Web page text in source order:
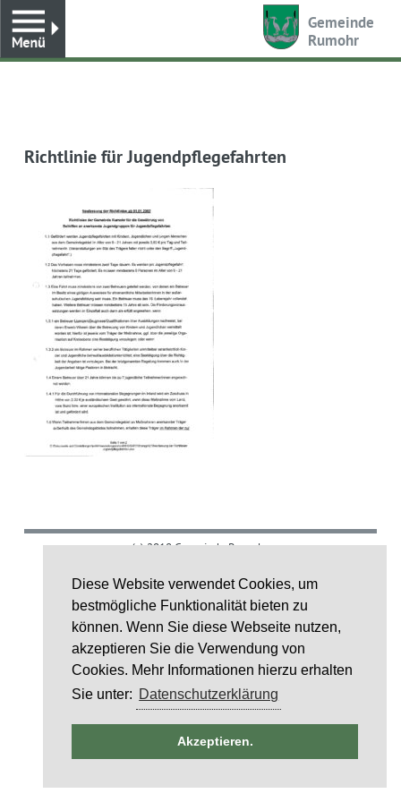
Diese Website verwendet Cookies, um
bestmögliche Funktionalität bieten zu
können. Wenn Sie diese Webseite nutzen,
akzeptieren Sie die Verwendung von
Cookies. Mehr Informationen hierzu erhalten
Sie unter: Datenschutzerklärung
Akzeptieren.
Gemeinde
Rumohr
Richtlinie für Jugendpflegefahrten
(c) 2018 Gemeinde Rumohr.
Layoutcredit by HTML5 UP